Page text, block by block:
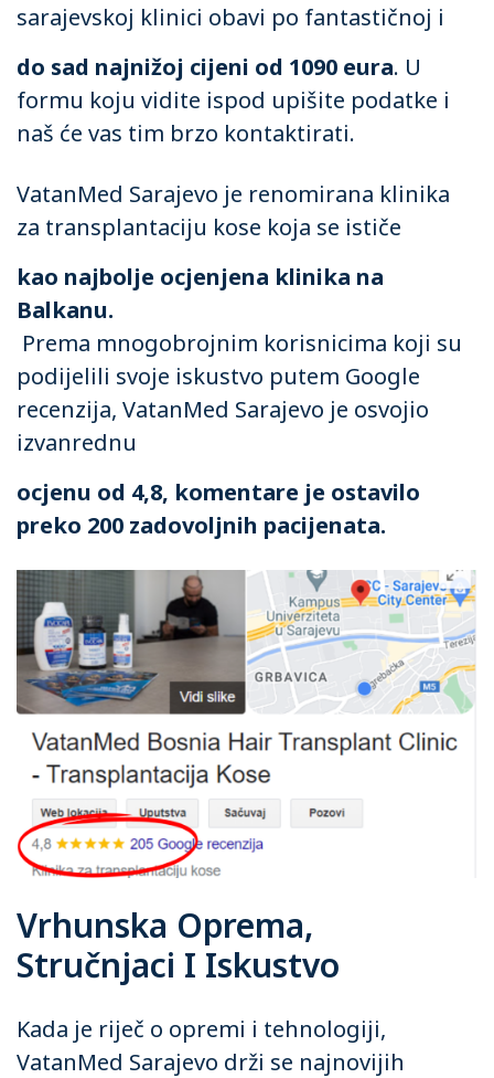
sarajevskoj klinici obavi po fantastičnoj i
do sad najnižoj cijeni od 1090 eura. U
formu koju vidite ispod upišite podatke i
naš će vas tim brzo kontaktirati.
VatanMed Sarajevo je renomirana klinika
za transplantaciju kose koja se ističe
kao najbolje ocjenjena klinika na
Balkanu.
Prema mnogobrojnim korisnicima koji su
podijelili svoje iskustvo putem Google
recenzija, VatanMed Sarajevo je osvojio
izvanrednu
ocjenu od 4,8, komentare je ostavilo
preko 200 zadovoljnih pacijenata.
Vrhunska Oprema,
Stručnjaci I Iskustvo
Kada je riječ o opremi i tehnologiji,
VatanMed Sarajevo drži se najnovijih